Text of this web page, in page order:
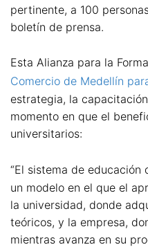
pertinente, a 100
boletín de prensa.
Esta Alianza para la
Comercio de Medellín
estrategia, la
momento en que el
universitarios:
“El sistema de educación
un modelo en el que el
la universidad, donde
teóricos, y la empresa,
mientras avanza en su